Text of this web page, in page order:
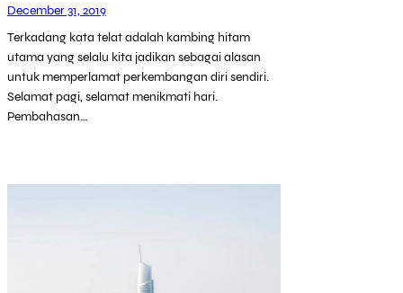
December 31, 2019
Terkadang kata telat adalah kambing hitam
utama yang selalu kita jadikan sebagai alasan
untuk memperlamat perkembangan diri sendiri.
Selamat pagi, selamat menikmati hari.
Pembahasan…